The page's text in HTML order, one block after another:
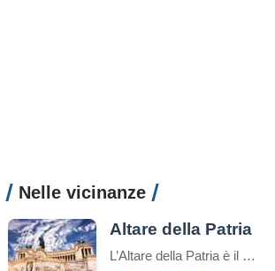
Nelle vicinanze
Altare della Patria
L’Altare della Patria è il più grande monumento nazionale d’Italia ed è stato inaugurato dal re Vittorio Emanuele III durante il 50° anniversario dell’Unità d’Italia all’Esposizione Universale del 4 giugno 1911. Il monumento era originariamente progettato per commemorare il re Vittorio Emanuele II di Savoia. Fu il primo re d’Italia ed era conosciuto come il ‘Re […]